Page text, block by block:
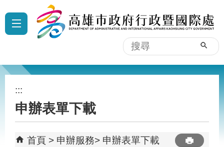
跳到主要內容區塊
搜
尋
:::
申辦表單下載
首頁 申辦服務 申辦表單下載